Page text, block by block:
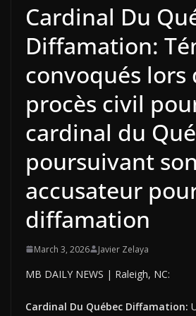
Cardinal Du
Diffamation:
convoqués lors
procès civil
cardinal du
poursuivant son
accusateur
diffamation
March 3, 2026 Javier Zelaya
MB DAILY NEWS | Raleigh, NC:
Cardinal Du Québec Diffamation: